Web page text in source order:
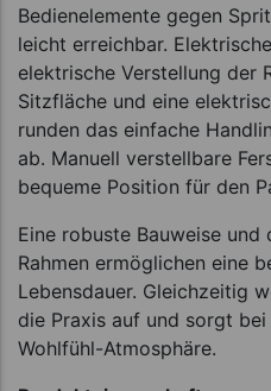
Bedienelemente gegen
leicht erreichbar.
elektrische Verstellung der
Sitzfläche und eine
runden das einfache
ab. Manuell verstellbare
bequeme Position für den
Eine robuste Bauweise
Rahmen ermöglichen eine
Lebensdauer. Gleichzeitig
die Praxis auf und sorgt
Wohlfühl-Atmosphäre.